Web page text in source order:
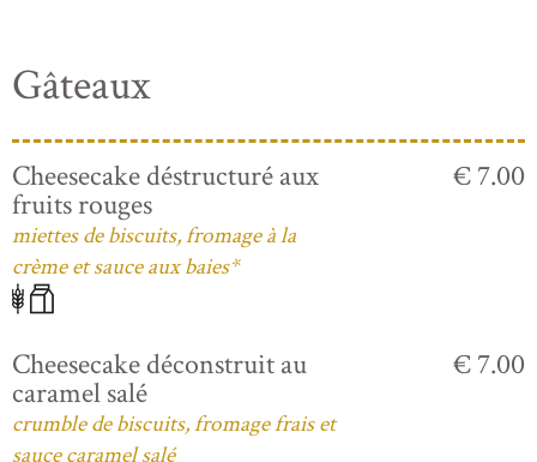
Gâteaux
Cheesecake déstructuré aux
fruits rouges
miettes de biscuits, fromage à la
crème et sauce aux baies*
€ 7.00
Cheesecake déconstruit au
caramel salé
crumble de biscuits, fromage frais et
sauce caramel salé
€ 7.00